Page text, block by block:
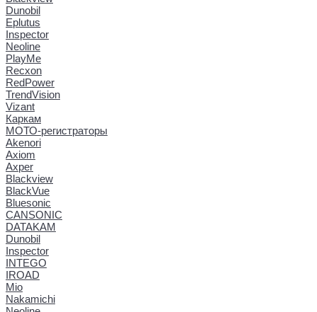
Dunobil
Eplutus
Inspector
Neoline
PlayMe
Recxon
RedPower
TrendVision
Vizant
Каркам
МОТО-регистраторы
Akenori
Axiom
Axper
Blackview
BlackVue
Bluesonic
CANSONIC
DATAKAM
Dunobil
Inspector
INTEGO
IROAD
Mio
Nakamichi